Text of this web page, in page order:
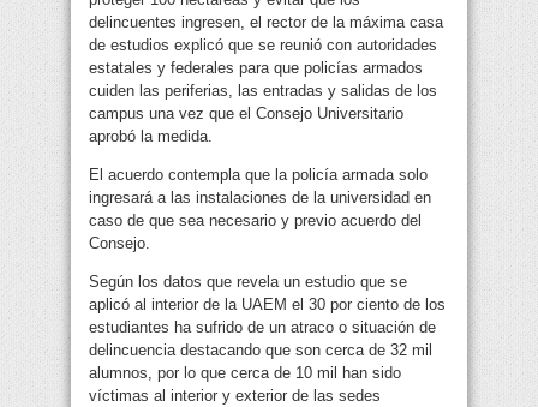
delincuentes ingresen, el rector de la máxima casa
de estudios explicó que se reunió con autoridades
estatales y federales para que policías armados
cuiden las periferias, las entradas y salidas de los
campus una vez que el Consejo Universitario
aprobó la medida.
El acuerdo contempla que la policía armada solo
ingresará a las instalaciones de la universidad en
caso de que sea necesario y previo acuerdo del
Consejo.
Según los datos que revela un estudio que se
aplicó al interior de la UAEM el 30 por ciento de los
estudiantes ha sufrido de un atraco o situación de
delincuencia destacando que son cerca de 32 mil
alumnos, por lo que cerca de 10 mil han sido
víctimas al interior y exterior de las sedes